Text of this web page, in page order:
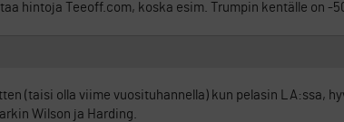
hintoja Teeoff.com, koska esim. Trumpin kentälle on -
(taisi olla viime vuosituhannella) kun pelasin LA:ssa,
Wilson ja Harding.